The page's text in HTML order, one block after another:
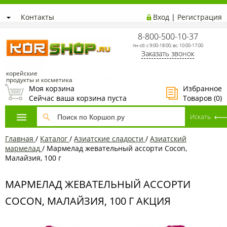
Контакты Вход | Регистрация
корейские
продукты и косметика
8-800-500-10-37
пн-сб: с 9:00-18:00; вс: 10:00-17:00
Заказать звонок
Избранное
Товаров (0)
Моя корзина
Сейчас ваша корзина пуста
Главная / Каталог / Азиатcкие сладости / Азиатский
мармелад / Мармелад жевательный ассорти Cocon,
Малайзия, 100 г
МАРМЕЛАД ЖЕВАТЕЛЬНЫЙ АССОРТИ
COCON, МАЛАЙЗИЯ, 100 Г АКЦИЯ